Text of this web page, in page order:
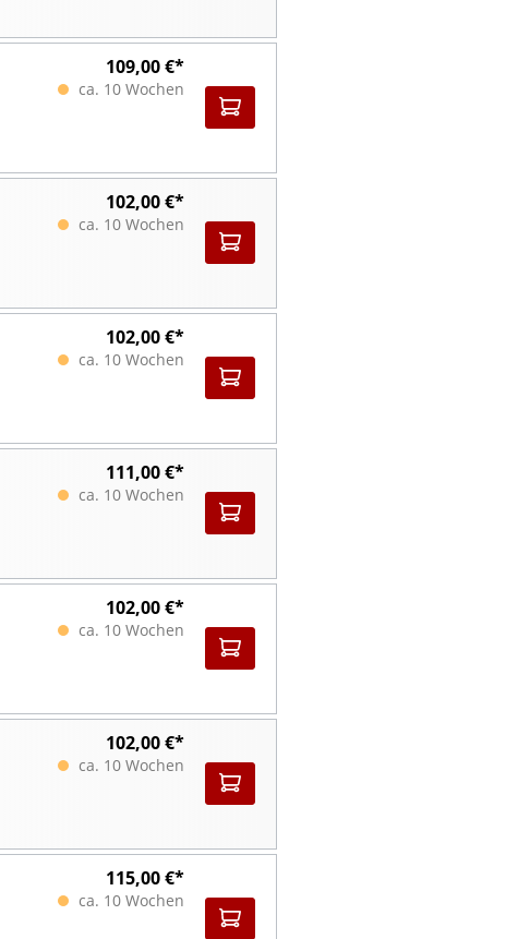
109,00 €*
ca. 10 Wochen
102,00 €*
ca. 10 Wochen
102,00 €*
ca. 10 Wochen
111,00 €*
ca. 10 Wochen
102,00 €*
ca. 10 Wochen
102,00 €*
ca. 10 Wochen
115,00 €*
ca. 10 Wochen